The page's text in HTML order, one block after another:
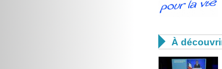
 À